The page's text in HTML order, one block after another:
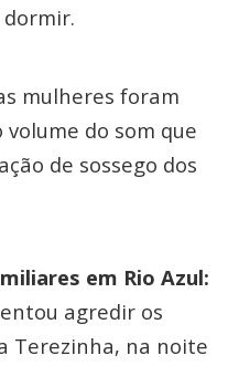
mulheres foram
do som que
de sossego dos
em Rio Azul:
agredir os
Terezinha, na noite